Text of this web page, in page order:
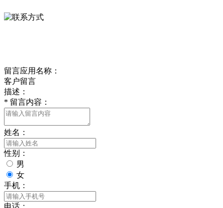
留言应用名称：
客户留言
描述：
* 留言内容：
姓名：
性别：
男
女
手机：